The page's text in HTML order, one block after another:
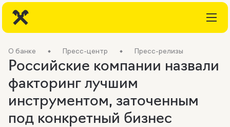
О банке Пресс-центр Пресс-релизы
Российские компании назвали
факторинг лучшим
инструментом, заточенным
под конкретный бизнес